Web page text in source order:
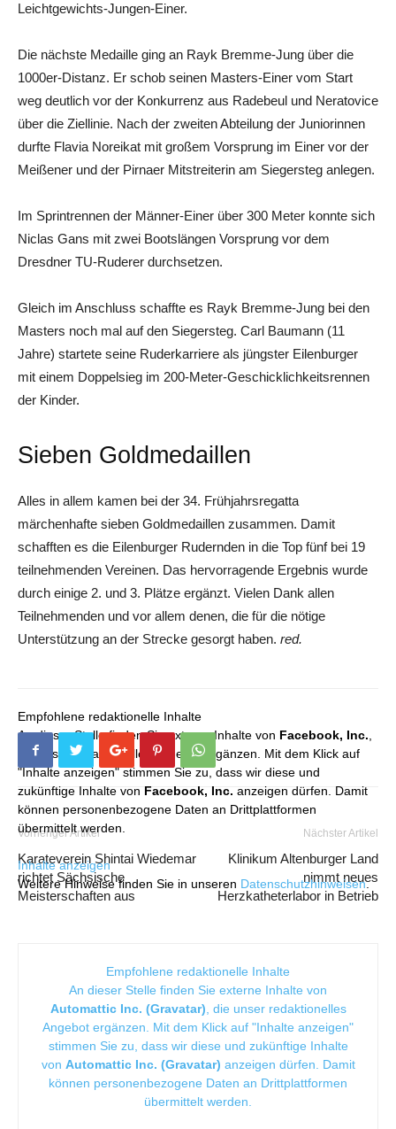
Leichtgewichts-Jungen-Einer.
Die nächste Medaille ging an Rayk Bremme-Jung über die
1000er-Distanz. Er schob seinen Masters-Einer vom Start
weg deutlich vor der Konkurrenz aus Radebeul und Neratovice
über die Ziellinie. Nach der zweiten Abteilung der Juniorinnen
durfte Flavia Noreikat mit großem Vorsprung im Einer vor der
Meißener und der Pirnaer Mitstreiterin am Siegersteg anlegen.
Im Sprintrennen der Männer-Einer über 300 Meter konnte sich
Niclas Gans mit zwei Bootslängen Vorsprung vor dem
Dresdner TU-Ruderer durchsetzen.
Gleich im Anschluss schaffte es Rayk Bremme-Jung bei den
Masters noch mal auf den Siegersteg. Carl Baumann (11
Jahre) startete seine Ruderkarriere als jüngster Eilenburger
mit einem Doppelsieg im 200-Meter-Geschicklichkeitsrennen
der Kinder.
Sieben Goldmedaillen
Alles in allem kamen bei der 34. Frühjahrsregatta
märchenhafte sieben Goldmedaillen zusammen. Damit
schafften es die Eilenburger Rudernden in die Top fünf bei 19
teilnehmenden Vereinen. Das hervorragende Ergebnis wurde
durch einige 2. und 3. Plätze ergänzt. Vielen Dank allen
Teilnehmenden und vor allem denen, die für die nötige
Unterstützung an der Strecke gesorgt haben. red.
Empfohlene redaktionelle Inhalte
An dieser Stelle finden Sie externe Inhalte von Facebook, Inc.,
die unser redaktionelles Angebot ergänzen. Mit dem Klick auf
"Inhalte anzeigen" stimmen Sie zu, dass wir diese und
zukünftige Inhalte von Facebook, Inc. anzeigen dürfen. Damit
können personenbezogene Daten an Drittplattformen
übermittelt werden.
Inhalte anzeigen
Weitere Hinweise finden Sie in unseren Datenschutzhinweisen.
Vorheriger Artikel
Karateverein Shintai Wiedemar
richtet Sächsische
Meisterschaften aus
Nächster Artikel
Klinikum Altenburger Land
nimmt neues
Herzkatheterlabor in Betrieb
Empfohlene redaktionelle Inhalte
An dieser Stelle finden Sie externe Inhalte von
Automattic Inc. (Gravatar), die unser redaktionelles
Angebot ergänzen. Mit dem Klick auf "Inhalte anzeigen"
stimmen Sie zu, dass wir diese und zukünftige Inhalte
von Automattic Inc. (Gravatar) anzeigen dürfen. Damit
können personenbezogene Daten an Drittplattformen
übermittelt werden.